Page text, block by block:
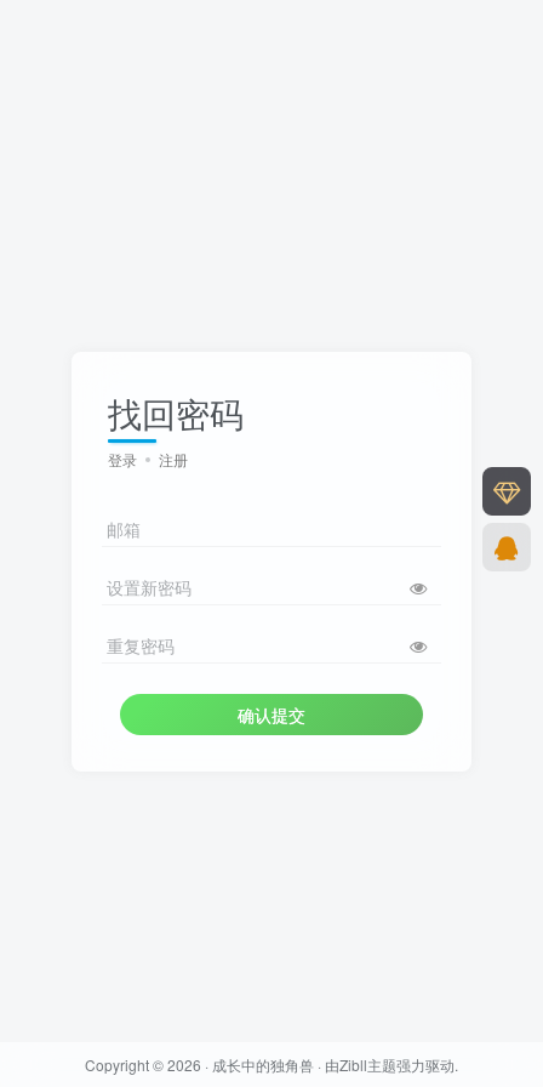
找回密码
登录 注册
邮箱
设置新密码
重复密码
确认提交
Copyright © 2026 · 成长中的独角兽 · 由Zibll主题强力驱动.